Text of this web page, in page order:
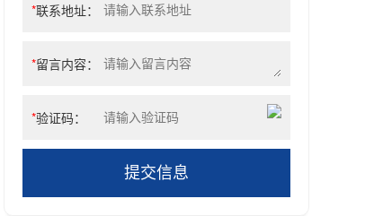
*联系地址：
*留言内容：
*验证码：
提交信息